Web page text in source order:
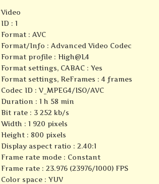
Video
ID : 1
Format : AVC
Format/Info : Advanced Video Codec
Format profile : High@L4
Format settings, CABAC : Yes
Format settings, ReFrames : 4 frames
Codec ID : V_MPEG4/ISO/AVC
Duration : 1 h 58 min
Bit rate : 3 252 kb/s
Width : 1 920 pixels
Height : 800 pixels
Display aspect ratio : 2.40:1
Frame rate mode : Constant
Frame rate : 23.976 (23976/1000) FPS
Color space : YUV